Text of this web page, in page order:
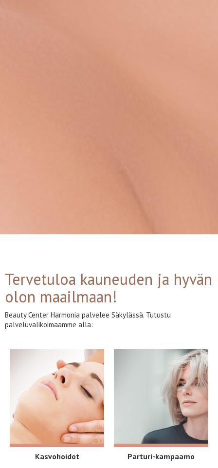
Tervetuloa kauneuden ja hyvän
olon maailmaan!
Beauty Center Harmonia palvelee Säkylässä. Tutustu
palveluvalikoimaamme alla:
Kasvohoidot Parturi-kampaamo